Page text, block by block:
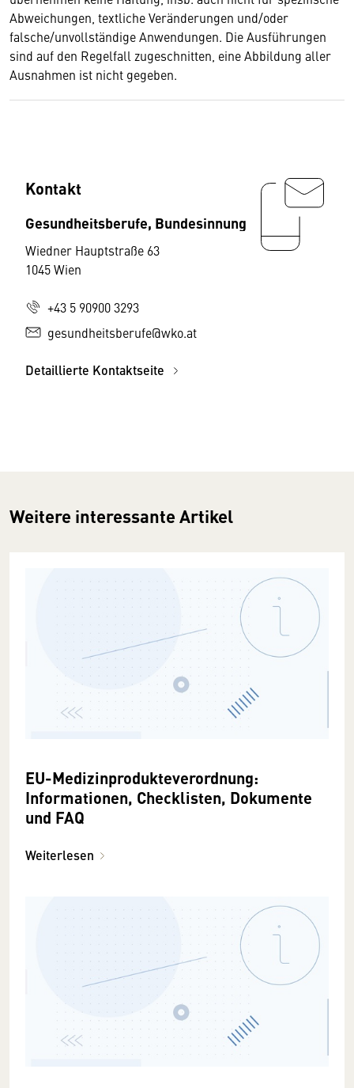
Abweichungen, textliche Veränderungen und/oder
falsche/unvollständige Anwendungen. Die Ausführungen
sind auf den Regelfall zugeschnitten, eine Abbildung aller
Ausnahmen ist nicht gegeben.
Kontakt
Gesundheitsberufe, Bundesinnung
Wiedner Hauptstraße 63
1045 Wien
+43 5 90900 3293
gesundheitsberufe@wko.at
Detaillierte Kontaktseite
Weitere interessante Artikel
EU-Medizinprodukteverordnung:
Informationen, Checklisten, Dokumente
und FAQ
Weiterlesen